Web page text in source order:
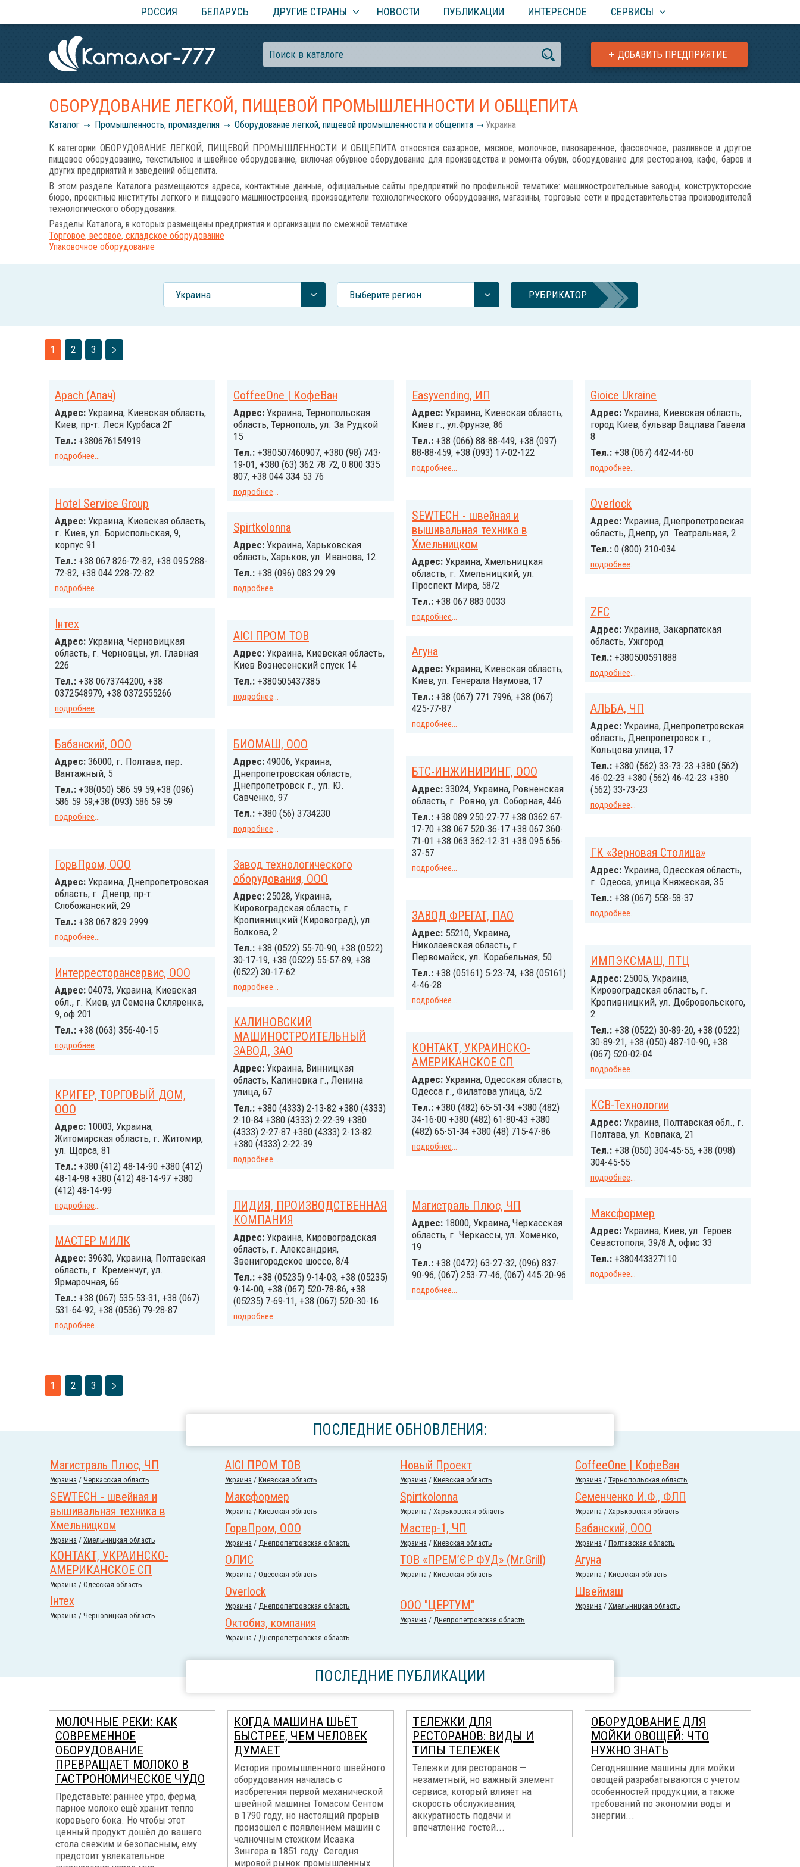
РОССИЯ БЕЛАРУСЬ ДРУГИЕ СТРАНЫ НОВОСТИ ПУБЛИКАЦИИ ИНТЕРЕСНОЕ СЕРВИСЫ
ДОБАВИТЬ ПРЕДПРИЯТИЕ
ОБОРУДОВАНИЕ ЛЕГКОЙ, ПИЩЕВОЙ ПРОМЫШЛЕННОСТИ И ОБЩЕПИТА
Каталог Промышленность, промизделия Оборудование легкой, пищевой промышленности и общепита Украина
К категории ОБОРУДОВАНИЕ ЛЕГКОЙ, ПИЩЕВОЙ ПРОМЫШЛЕННОСТИ И ОБЩЕПИТА относятся сахарное, мясное, молочное, пивоваренное, фасовочное, разливное и другое
пищевое оборудование, текстильное и швейное оборудование, включая обувное оборудование для производства и ремонта обуви, оборудование для ресторанов, кафе, баров и
других предприятий и заведений общепита.
В этом разделе Каталога размещаются адреса, контактные данные, официальные сайты предприятий по профильной тематике: машиностроительные заводы, конструкторские
бюро, проектные институты легкого и пищевого машиностроения, производители технологического оборудования, магазины, торговые сети и представительства производителей
технологического оборудования.
Разделы Каталога, в которых размещены предприятия и организации по смежной тематике:
Торговое, весовое, складское оборудование
Упаковочное оборудование
Украина Выберите регион РУБРИКАТОР
1 2 3
Apach (Апач)
Адрес: Украина, Киевская область,
Киев, пр-т. Леся Курбаса 2Г
Тел.: +380676154919
подробнее...
CoffeeOne | КофеВан
Адрес: Украина, Тернопольская
область, Тернополь, ул. За Рудкой
15
Тел.: +380507460907, +380 (98) 743-
19-01, +380 (63) 362 78 72, 0 800 335
807, +38 044 334 53 76
подробнее...
Easyvending, ИП
Адрес: Украина, Киевская область,
Киев г., ул.Фрунзе, 86
Тел.: +38 (066) 88-88-449, +38 (097)
88-88-459, +38 (093) 17-02-122
подробнее...
Gioice Ukraine
Адрес: Украина, Киевская область,
город Киев, бульвар Вацлава Гавела
8
Тел.: +38 (067) 442-44-60
подробнее...
Hotel Service Group
Адрес: Украина, Киевская область,
г. Киев, ул. Бориспольская, 9,
корпус 91
Тел.: +38 067 826-72-82, +38 095 288-
72-82, +38 044 228-72-82
подробнее...
Overlock
Адрес: Украина, Днепропетровская
область, Днепр, ул. Театральная, 2
Тел.: 0 (800) 210-034
подробнее...
SEWTECH - швейная и
вышивальная техника в
Хмельницком
Адрес: Украина, Хмельницкая
область, г. Хмельницкий, ул.
Проспект Мира, 58/2
Тел.: +38 067 883 0033
подробнее...
Spirtkolonna
Адрес: Украина, Харьковская
область, Харьков, ул. Иванова, 12
Тел.: +38 (096) 083 29 29
подробнее...
ZFC
Адрес: Украина, Закарпатская
область, Ужгород
Тел.: +380500591888
подробнее...
Інтех
Адрес: Украина, Черновицкая
область, г. Черновцы, ул. Главная
226
Тел.: +38 0673744200, +38
0372548979, +38 0372555266
подробнее...
АІСІ ПРОМ ТОВ
Адрес: Украина, Киевская область,
Киев Вознесенский спуск 14
Тел.: +380505437385
подробнее...
Агуна
Адрес: Украина, Киевская область,
Киев, ул. Генерала Наумова, 17
Тел.: +38 (067) 771 7996, +38 (067)
425-77-87
подробнее...
АЛЬБА, ЧП
Адрес: Украина, Днепропетровская
область, Днепропетровск г.,
Кольцова улица, 17
Тел.: +380 (562) 33-73-23 +380 (562)
46-02-23 +380 (562) 46-42-23 +380
(562) 33-73-23
подробнее...
Бабанский, ООО
Адрес: 36000, г. Полтава, пер.
Вантажный, 5
Тел.: +38(050) 586 59 59;+38 (096)
586 59 59;+38 (093) 586 59 59
подробнее...
БИОМАШ, ООО
Адрес: 49006, Украина,
Днепропетровская область,
Днепропетровск г., ул. Ю.
Савченко, 97
Тел.: +380 (56) 3734230
подробнее...
БТС-ИНЖИНИРИНГ, ООО
Адрес: 33024, Украина, Ровненская
область, г. Ровно, ул. Соборная, 446
Тел.: +38 089 250-27-77 +38 0362 67-
17-70 +38 067 520-36-17 +38 067 360-
71-01 +38 063 362-12-31 +38 095 656-
37-57
подробнее...
ГК «Зерновая Столица»
Адрес: Украина, Одесская область,
г. Одесса, улица Княжеская, 35
Тел.: +38 (067) 558-58-37
подробнее...
ГорвПром, ООО
Адрес: Украина, Днепропетровская
область, г. Днепр, пр-т.
Слобожанский, 29
Тел.: +38 067 829 2999
подробнее...
Завод технологического
оборудования, ООО
Адрес: 25028, Украина,
Кировоградская область, г.
Кропивницкий (Кировоград), ул.
Волкова, 2
Тел.: +38 (0522) 55-70-90, +38 (0522)
30-17-19, +38 (0522) 55-57-89, +38
(0522) 30-17-62
подробнее...
ЗАВОД ФРЕГАТ, ПАО
Адрес: 55210, Украина,
Николаевская область, г.
Первомайск, ул. Корабельная, 50
Тел.: +38 (05161) 5-23-74, +38 (05161)
4-46-28
подробнее...
ИМПЭКСМАШ, ПТЦ
Адрес: 25005, Украина,
Кировоградская область, г.
Кропивницкий, ул. Добровольского,
2
Тел.: +38 (0522) 30-89-20, +38 (0522)
30-89-21, +38 (050) 487-10-90, +38
(067) 520-02-04
подробнее...
Интерресторансервис, ООО
Адрес: 04073, Украина, Киевская
обл., г. Киев, ул Семена Скляренка,
9, оф 201
Тел.: +38 (063) 356-40-15
подробнее...
КАЛИНОВСКИЙ
МАШИНОСТРОИТЕЛЬНЫЙ
ЗАВОД, ЗАО
Адрес: Украина, Винницкая
область, Калиновка г., Ленина
улица, 67
Тел.: +380 (4333) 2-13-82 +380 (4333)
2-10-84 +380 (4333) 2-22-39 +380
(4333) 2-27-87 +380 (4333) 2-13-82
+380 (4333) 2-22-39
подробнее...
КОНТАКТ, УКРАИНСКО-
АМЕРИКАНСКОЕ СП
Адрес: Украина, Одесская область,
Одесса г., Филатова улица, 5/2
Тел.: +380 (482) 65-51-34 +380 (482)
34-16-00 +380 (482) 61-80-43 +380
(482) 65-51-34 +380 (48) 715-47-86
подробнее...
КРИГЕР, ТОРГОВЫЙ ДОМ,
ООО
Адрес: 10003, Украина,
Житомирская область, г. Житомир,
ул. Щорса, 81
Тел.: +380 (412) 48-14-90 +380 (412)
48-14-98 +380 (412) 48-14-97 +380
(412) 48-14-99
подробнее...
КСВ-Технологии
Адрес: Украина, Полтавская обл., г.
Полтава, ул. Ковпака, 21
Тел.: +38 (050) 304-45-55, +38 (098)
304-45-55
подробнее...
ЛИДИЯ, ПРОИЗВОДСТВЕННАЯ
КОМПАНИЯ
Адрес: Украина, Кировоградская
область, г. Александрия,
Звенигородское шоссе, 8/4
Тел.: +38 (05235) 9-14-03, +38 (05235)
9-14-00, +38 (067) 520-78-86, +38
(05235) 7-69-11, +38 (067) 520-30-16
подробнее...
Магистраль Плюс, ЧП
Адрес: 18000, Украина, Черкасская
область, г. Черкассы, ул. Хоменко,
19
Тел.: +38 (0472) 63-27-32, (096) 837-
90-96, (067) 253-77-46, (067) 445-20-96
подробнее...
Максформер
Адрес: Украина, Киев, ул. Героев
Севастополя, 39/8 А, офис 33
Тел.: +380443327110
подробнее...
МАСТЕР МИЛК
Адрес: 39630, Украина, Полтавская
область, г. Кременчуг, ул.
Ярмарочная, 66
Тел.: +38 (067) 535-53-31, +38 (067)
531-64-92, +38 (0536) 79-28-87
подробнее...
1 2 3
ПОСЛЕДНИЕ ОБНОВЛЕНИЯ:
Магистраль Плюс, ЧП
Украина / Черкасская область
АІСІ ПРОМ ТОВ
Украина / Киевская область
Новый Проект
Украина / Киевская область
CoffeeOne | КофеВан
Украина / Тернопольская область
SEWTECH - швейная и
вышивальная техника в
Хмельницком
Украина / Хмельницкая область
Максформер
Украина / Киевская область
Spirtkolonna
Украина / Харьковская область
Семенченко И.Ф., ФЛП
Украина / Харьковская область
ГорвПром, ООО
Украина / Днепропетровская область
Мастер-1, ЧП
Украина / Киевская область
Бабанский, ООО
Украина / Полтавская область
КОНТАКТ, УКРАИНСКО-
АМЕРИКАНСКОЕ СП
Украина / Одесская область
ОЛИС
Украина / Одесская область
ТОВ «ПРЕМ’ЄР ФУД» (Mr.Grill)
Украина / Киевская область
Агуна
Украина / Киевская область
Overlock
Украина / Днепропетровская область
Швеймаш
Украина / Хмельницкая область
Інтех
Украина / Черновицкая область
ООО "ЦЕРТУМ"
Украина / Днепропетровская область
Октобиз, компания
Украина / Днепропетровская область
ПОСЛЕДНИЕ ПУБЛИКАЦИИ
МОЛОЧНЫЕ РЕКИ: КАК
СОВРЕМЕННОЕ
ОБОРУДОВАНИЕ
ПРЕВРАЩАЕТ МОЛОКО В
ГАСТРОНОМИЧЕСКОЕ ЧУДО
Представьте: раннее утро, ферма,
парное молоко ещё хранит тепло
коровьего бока. Но чтобы этот
ценный продукт дошёл до вашего
стола свежим и безопасным, ему
предстоит увлекательное
КОГДА МАШИНА ШЬЁТ
БЫСТРЕЕ, ЧЕМ ЧЕЛОВЕК
ДУМАЕТ
История промышленного швейного
оборудования началась с
изобретения первой механической
швейной машины Томасом Сентом
в 1790 году, но настоящий прорыв
произошел с появлением машин с
челночным стежком Исаака
Зингера в 1851 году. Сегодня
мировой рынок промышленных
ТЕЛЕЖКИ ДЛЯ
РЕСТОРАНОВ: ВИДЫ И
ТИПЫ ТЕЛЕЖЕК
Тележки для ресторанов —
незаметный, но важный элемент
сервиса, который влияет на
скорость обслуживания,
аккуратность подачи и
впечатление гостей...
ОБОРУДОВАНИЕ ДЛЯ
МОЙКИ ОВОЩЕЙ: ЧТО
НУЖНО ЗНАТЬ
Сегодняшние машины для мойки
овощей разрабатываются с учетом
особенностей продукции, а также
требований по экономии воды и
энергии...